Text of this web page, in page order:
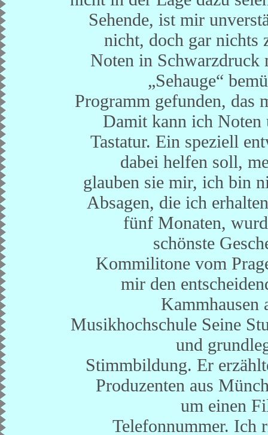
Sehende, ist mir
nicht, doch gar nichts
Noten in Schwarzdruck
„Sehauge“
Programm gefunden,
Damit kann ich Noten
Tastatur. Ein speziell
dabei helfen soll,
glauben sie mir, ich bin
Absagen, die ich
fünf Monaten,
schönste
Kommilitone vom
mir den
Kammhausen
Musikhochschule Seine
und
Stimmbildung. Er
Produzenten aus
um einen
Telefonnummer. Ich